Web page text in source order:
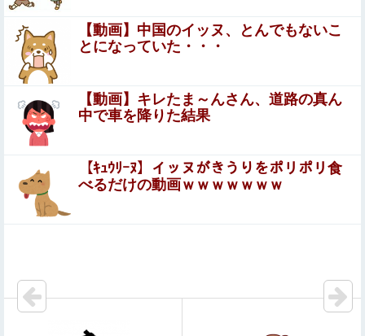
谷まりあ 胸のデカさが目立つ！
【嫉妬】日本発ゲーム「めっちゃカメレオン」、世界で
1500万本売れてしまうｗｗｗｗｗｗｗｗｗｗ他
【動画】迎撃ミサイルを避けながら船舶にドローンを突撃
させるウクライナ。
セルフレジやQRコードが使えない・・・急速な「デジ
タル化」に取り残される60代母、結婚をためらう娘の
苦悩
【画像】滋賀の可愛すぎる学生さん、甲子園で発見される
る女の子のエ□画像
【動画】 美人女優さん、映画でマ○コのビラビラまでめく
らせてしまうｗｗｗｗｗｗ
【動画】中国のイッヌ、とんでもないこ
とになっていた・・・
【動画】キレたま～んさん、道路の真ん
中で車を降りた結果
【ｷｭｳﾘｰﾇ】イッヌがきうりをポリポリ食
べるだけの動画ｗｗｗｗｗｗｗ